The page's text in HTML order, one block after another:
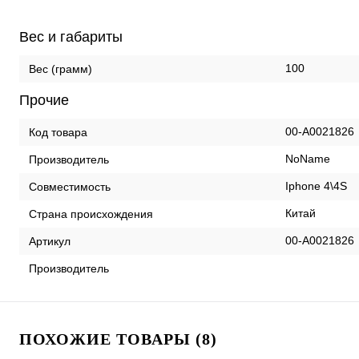
Вес и габариты
Вес (грамм) 100
Прочие
Код товара 00-А0021826
Производитель NoName
Совместимость Iphone 4\4S
Страна происхождения Китай
Артикул 00-А0021826
Производитель
ПОХОЖИЕ ТОВАРЫ (8)